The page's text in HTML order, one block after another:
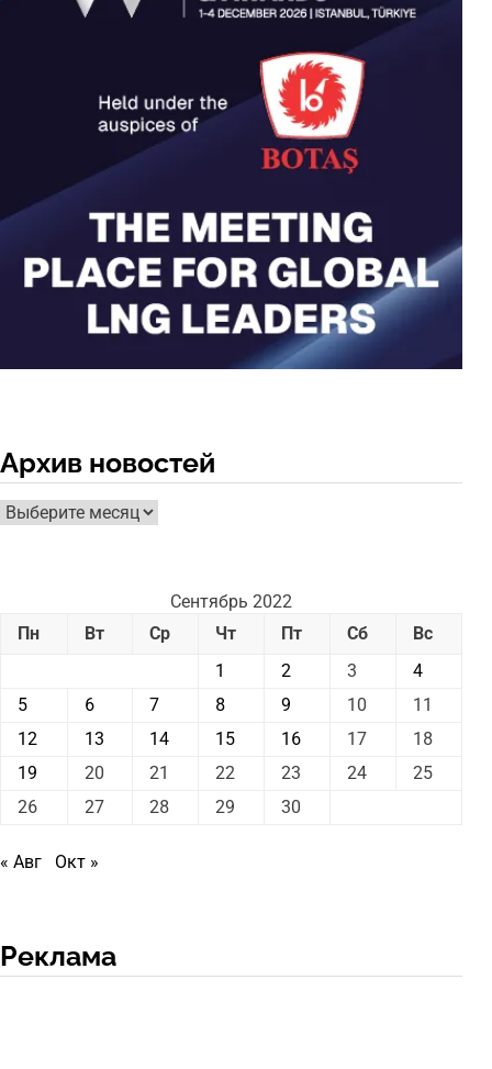
Архив новостей
Архив
новостей
Сентябрь 2022
Пн
Вт Ср Чт Пт Сб
Вс
1
2 3
4
5
6 7 8 9 10
11
12
13 14 15 16 17
18
19
20 21 22 23 24
25
26
27 28 29 30
« Авг Окт »
Реклама